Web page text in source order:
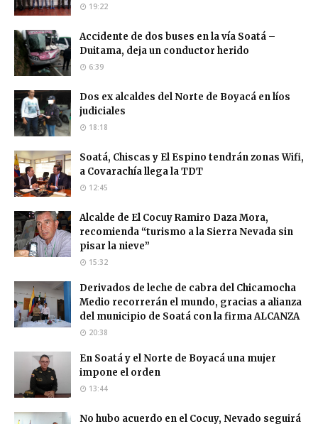
19:22
Accidente de dos buses en la vía Soatá –
Duitama, deja un conductor herido
6:39
Dos ex alcaldes del Norte de Boyacá en líos
judiciales
18:18
Soatá, Chiscas y El Espino tendrán zonas Wifi,
a Covarachía llega la TDT
12:45
Alcalde de El Cocuy Ramiro Daza Mora,
recomienda “turismo a la Sierra Nevada sin
pisar la nieve”
15:32
Derivados de leche de cabra del Chicamocha
Medio recorrerán el mundo, gracias a alianza
del municipio de Soatá con la firma ALCANZA
20:38
En Soatá y el Norte de Boyacá una mujer
impone el orden
13:44
No hubo acuerdo en el Cocuy, Nevado seguirá